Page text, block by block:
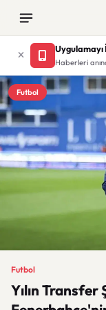
Haberleri
Futbol
Futbol
Yılın Transfer